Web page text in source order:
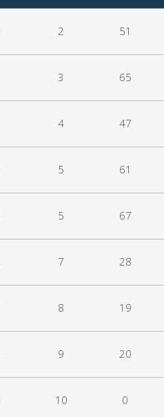
2 51
3 65
4 47
5 61
5 67
7 28
8 19
9 20
10 0